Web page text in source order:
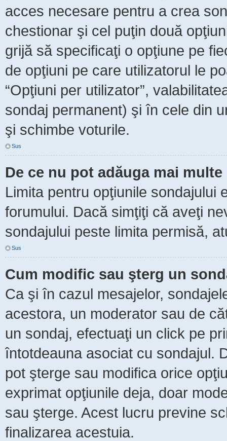
acces necesare pentru a crea
chestionar şi cel puţin două
grijă să specificaţi o opţiune pe
de opţiuni pe care utilizatorul le
“Opţiuni per utilizator”,
sondaj permanent) şi în cele din
şi schimbe voturile.
Sus
De ce nu pot adăuga mai
Limita pentru opţiunile sondajului
forumului. Dacă simţiţi că aveţi
sondajului peste limita permisă,
Sus
Cum modific sau şterg un
Ca şi în cazul mesajelor,
acestora, un moderator sau de
un sondaj, efectuaţi un click pe
întotdeauna asociat cu sondajul.
pot şterge sau modifica orice
exprimat opţiunile deja, doar
sau şterge. Acest lucru previne
finalizarea acestuia.